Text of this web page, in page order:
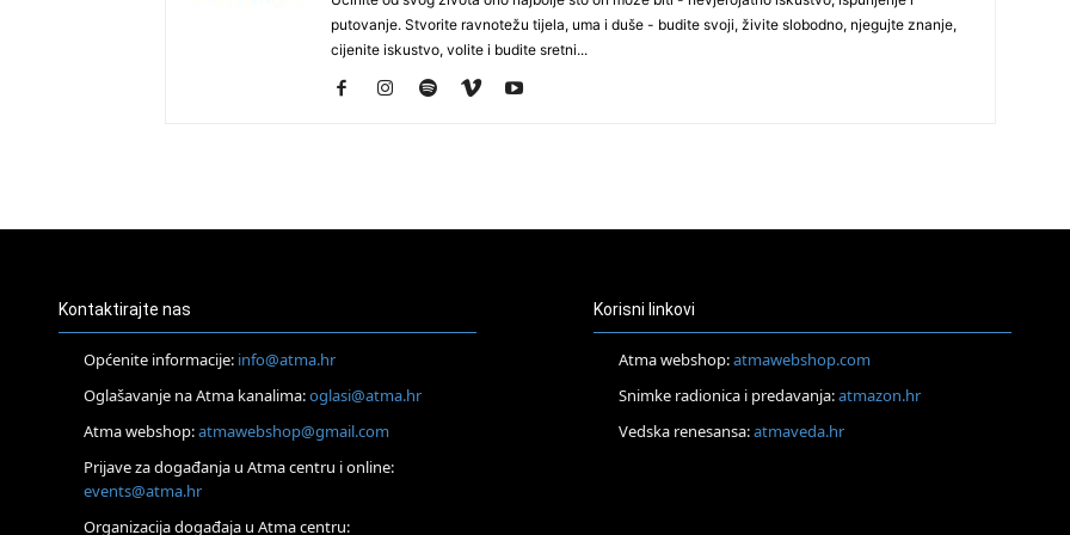
putovanje. Stvorite ravnotežu tijela, uma i duše - budite svoji, živite slobodno, njegujte znanje,
cijenite iskustvo, volite i budite sretni...
Kontaktirajte nas
Općenite informacije: info@atma.hr
Oglašavanje na Atma kanalima:oglasi@atma.hr
Atma webshop:atmawebshop@gmail.com
Prijave za događanja u Atma centru i online:
events@atma.hr
Organizacija događaja u Atma centru:
Korisni linkovi
Atma webshop:atmawebshop.com
Snimke radionica i predavanja:atmazon.hr
Vedska renesansa:atmaveda.hr